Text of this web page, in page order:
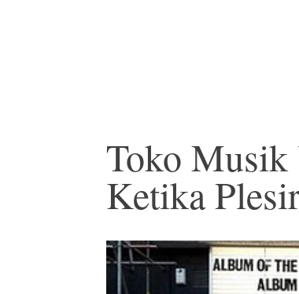
Toko
Ketika